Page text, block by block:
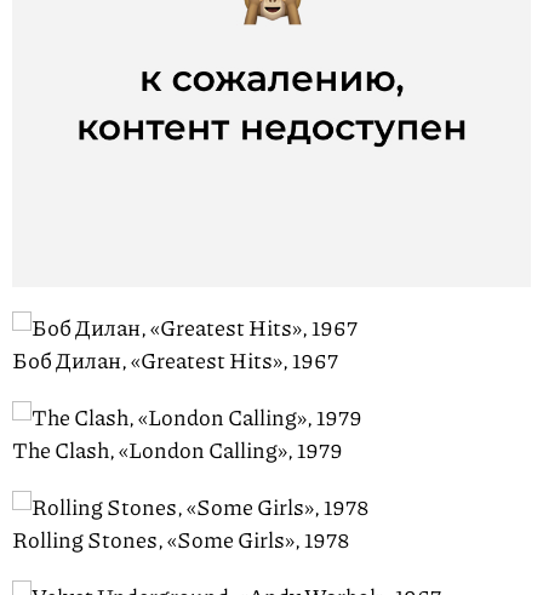
Боб Дилан, «Greatest Hits», 1967
The Clash, «London Calling», 1979
Rolling Stones, «Some Girls», 1978